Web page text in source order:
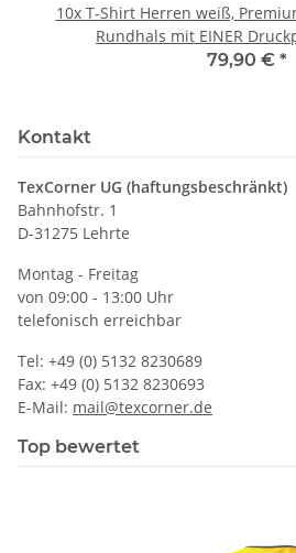
10x T-Shirt Herren weiß,
Rundhals mit EINER
79,90 € *
Kontakt
TexCorner UG (haftungsbeschränkt)
Bahnhofstr. 1
D-31275 Lehrte
Montag - Freitag
von 09:00 - 13:00 Uhr
telefonisch erreichbar
Tel: +49 (0) 5132 8230689
Fax: +49 (0) 5132 8230693
E-Mail: mail@texcorner.de
Top bewertet